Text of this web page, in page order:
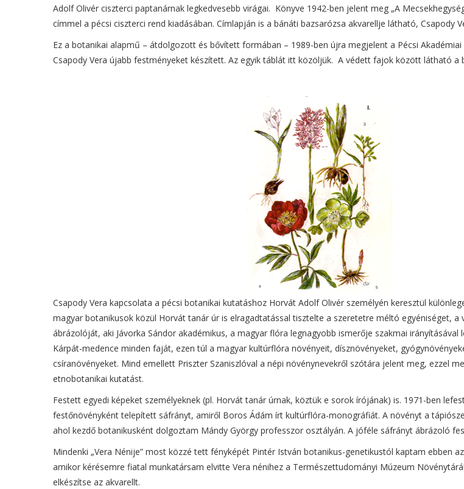
Adolf Olivér ciszterci paptanárnak legkedvesebb virágai. Könyve 1942-ben jelent meg „A
címmel a pécsi ciszterci rend kiadásában. Címlapján is a bánáti bazsarózsa akvarellje látható, Csapody
Ez a botanikai alapmű – átdolgozott és bővített formában – 1989-ben újra megjelent a Pécsi
Csapody Vera újabb festményeket készített. Az egyik táblát itt közöljük. A védett fajok között látható a
Csapody Vera kapcsolata a pécsi botanikai kutatáshoz Horvát Adolf Olivér személyén keresztül
magyar botanikusok közül Horvát tanár úr is elragadtatással tisztelte a szeretetre méltó egyéniséget, a
ábrázolóját, aki Jávorka Sándor akadémikus, a magyar flóra legnagyobb ismerője szakmai
Kárpát-medence minden faját, ezen túl a magyar kultúrflóra növényeit, dísznövényeket,
csíranövényeket. Mind emellett Priszter Szaniszlóval a népi növénynevekről szótára jelent meg, ezzel
etnobotanikai kutatást.
Festett egyedi képeket személyeknek (pl. Horvát tanár úrnak, köztük e sorok írójának) is. 1971-ben
festőnövényként telepített sáfrányt, amiről Boros Ádám írt kultúrflóra-monográfiát. A növényt a
ahol kezdő botanikusként dolgoztam Mándy György professzor osztályán. A jóféle sáfrányt ábrázoló
Mindenki „Vera Nénije” most közzé tett fényképét Pintér István botanikus-genetikustól kaptam ebben
amikor kérésemre fiatal munkatársam elvitte Vera nénihez a Természettudományi Múzeum
elkészítse az akvarellt.